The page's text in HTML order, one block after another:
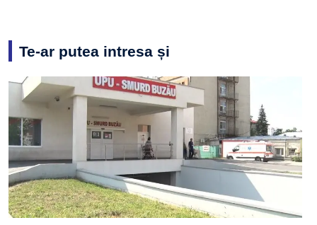
Te-ar putea intresa și